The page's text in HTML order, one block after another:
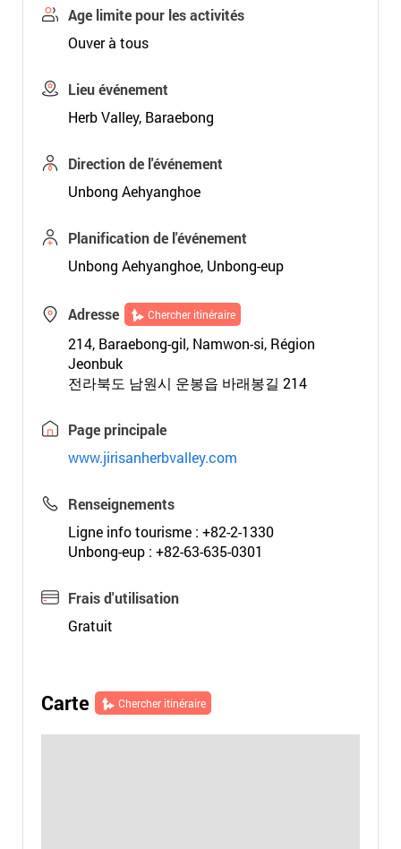
Age limite pour les activités
Ouver à tous
Lieu événement
Herb Valley, Baraebong
Direction de l'événement
Unbong Aehyanghoe
Planification de l'événement
Unbong Aehyanghoe, Unbong-eup
Adresse Chercher itinéraire
214, Baraebong-gil, Namwon-si, Région
Jeonbuk
전라북도 남원시 운봉읍 바래봉길 214
Page principale
www.jirisanherbvalley.com
Renseignements
Ligne info tourisme : +82-2-1330
Unbong-eup : +82-63-635-0301
Frais d'utilisation
Gratuit
Carte Chercher itinéraire